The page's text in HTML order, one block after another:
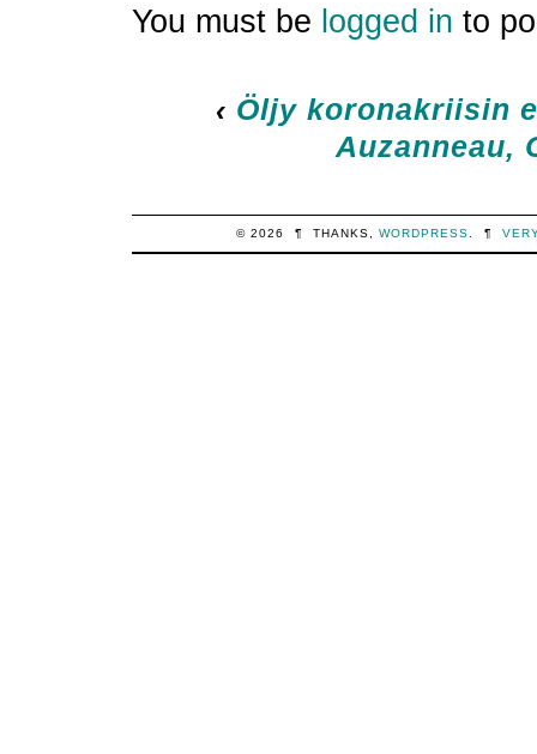
You must be logged in to
‹ Öljy koronakriisin
Auzanneau,
© 2026 ¶ THANKS, WORDPRESS. ¶